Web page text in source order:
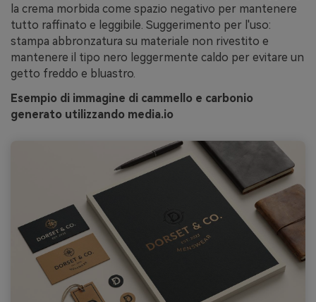
la crema morbida come spazio negativo per mantenere
tutto raffinato e leggibile. Suggerimento per l'uso:
stampa abbronzatura su materiale non rivestito e
mantenere il tipo nero leggermente caldo per evitare un
getto freddo e bluastro.
Esempio di immagine di cammello e carbonio
generato utilizzando media.io